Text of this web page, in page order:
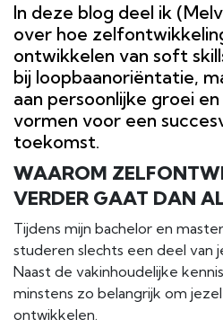
In deze blog deel ik
over hoe
ontwikkelen van soft
bij loopbaanoriëntatie,
aan persoonlijke groei
vormen voor een
toekomst.
WAAROM
VERDER GAAT DAN
Tijdens mijn bachelor en
studeren slechts een deel van
Naast de vakinhoudelijke
minstens zo belangrijk om
ontwikkelen.